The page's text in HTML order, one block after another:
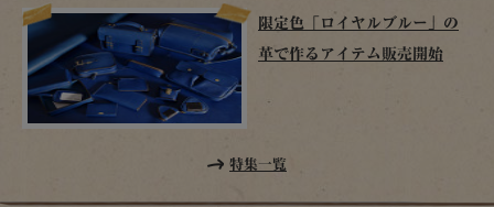
限定色「ロイヤルブルー」の
革で作るアイテム販売開始
特集一覧